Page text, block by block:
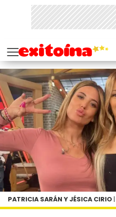
PATRICIA SARÁN Y JÉSICA CIRIO